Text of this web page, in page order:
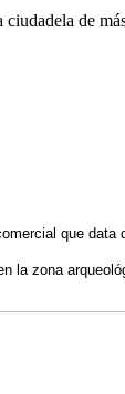
que
zona